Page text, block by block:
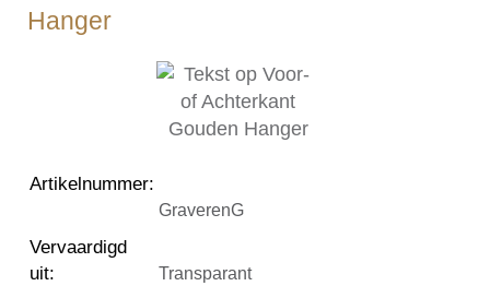
Hanger
Artikelnummer:
GraverenG
Vervaardigd
uit: Transparant